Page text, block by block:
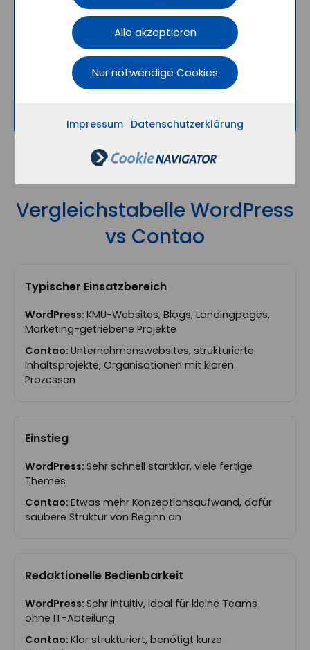
Alle akzeptieren
Nur notwendige Cookies
Impressum · Datenschutzerklärung
Contao
Contao setzt dagegen stärker auf
klare Systemarchitektur,
strukturierte Inhalte und hohe
Vergleichstabelle WordPress
vs Contao
Typischer Einsatzbereich
KMU-Websites, Blogs, Landingpages,
Marketing-getriebene Projekte
Unternehmenswebsites, strukturierte
Inhaltsprojekte, Organisationen mit klaren
Prozessen
Einstieg
Sehr schnell startklar, viele fertige
Themes
Etwas mehr Konzeptionsaufwand, dafür
saubere Struktur von Beginn an
Redaktionelle Bedienbarkeit
Sehr intuitiv, ideal für kleine Teams
ohne IT-Abteilung
Klar strukturiert, benötigt kurze